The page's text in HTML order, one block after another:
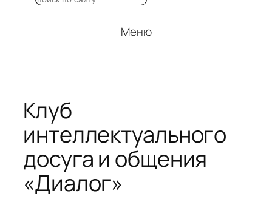
Меню
Клуб
интеллектуального
досуга и общения
«Диалог»